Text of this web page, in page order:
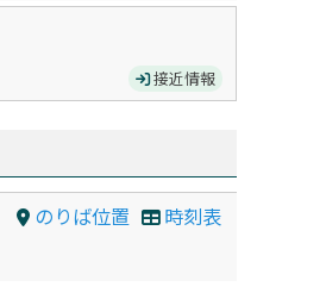
接近情報
のりば位置 時刻表